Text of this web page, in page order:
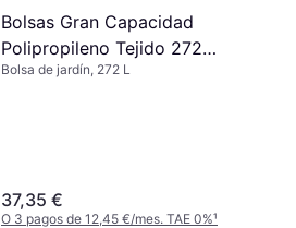
Bolsas Gran Capacidad
Polipropileno Tejido 272
Litros 272L
Bolsa de jardín, 272 L
37,35 €
O 3 pagos de 12,45 €/mes. TAE 0%¹